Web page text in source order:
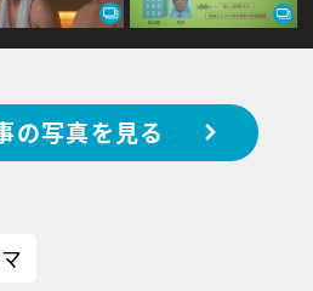
の写真を見る